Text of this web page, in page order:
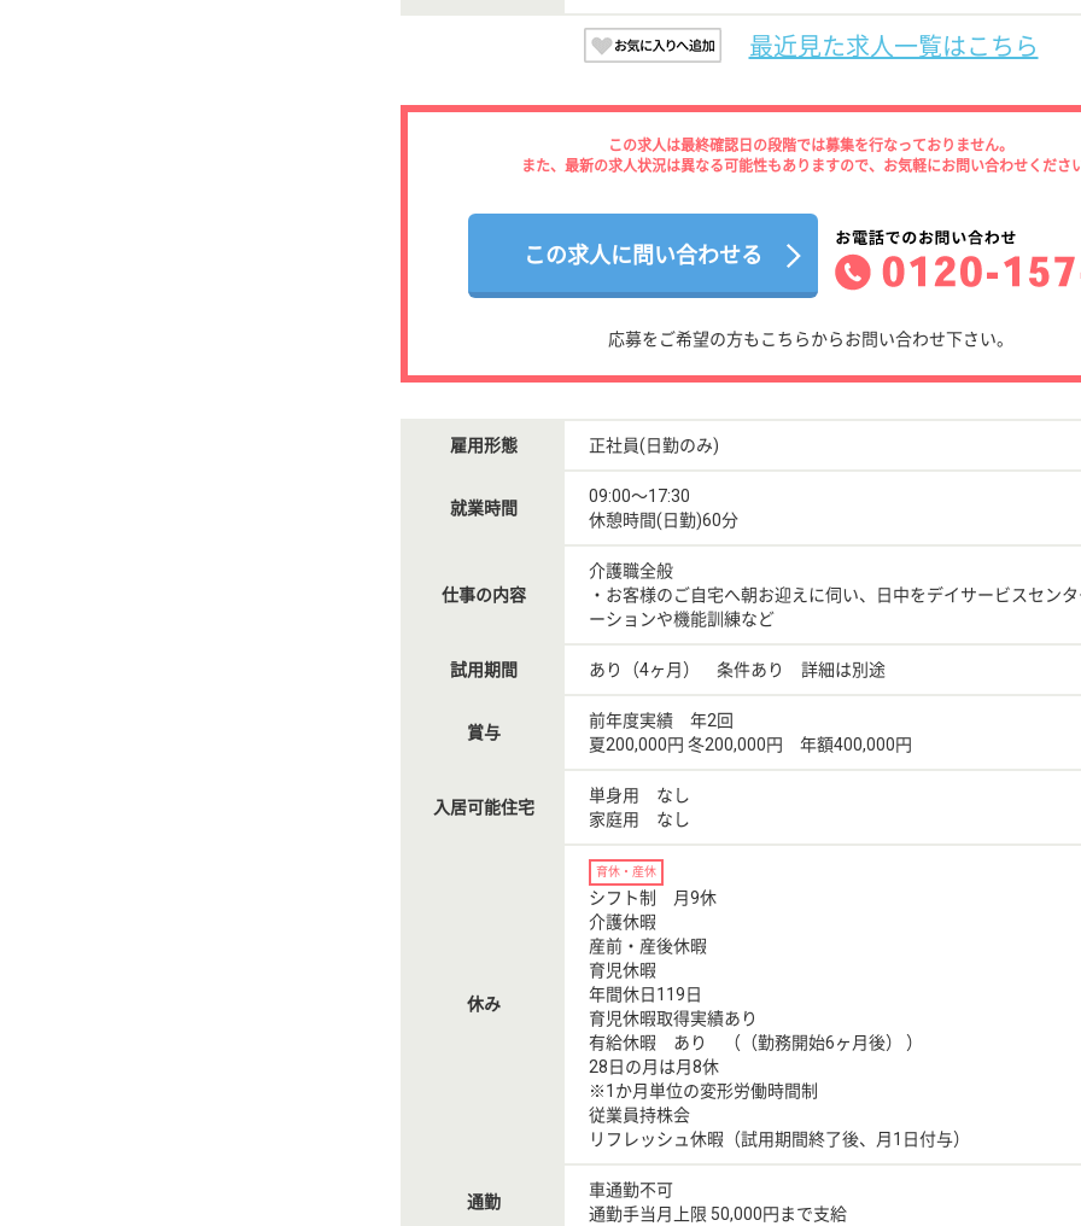
最近見た求人一覧はこちら
この求人は最終確認日の段階では募集を行なっておりません。
また、最新の求人状況は異なる可能性もありますので、お気軽にお問い合わせくださ
この求人に問い合わせる
応募をご希望の方もこちらからお問い合わせ下さい。
雇用形態 正社員(日勤のみ)
就業時間
09:00〜17:30
休憩時間(日勤)60分
仕事の内容
介護職全般
・お客様のご自宅へ朝お迎えに伺い、日中をデイサービスセン
ーションや機能訓練など
試用期間 あり（4ヶ月） 条件あり 詳細は別途
賞与
前年度実績 年2回
夏200,000円 冬200,000円 年額400,000円
入居可能住宅
単身用 なし
家庭用 なし
休み
育休・産休
シフト制 月9休
介護休暇
産前・産後休暇
育児休暇
年間休日119日
育児休暇取得実績あり
有給休暇 あり （（勤務開始6ヶ月後） ）
28日の月は月8休
※1か月単位の変形労働時間制
従業員持株会
リフレッシュ休暇（試用期間終了後、月1日付与）
通勤
車通勤不可
通勤手当月上限 50,000円まで支給